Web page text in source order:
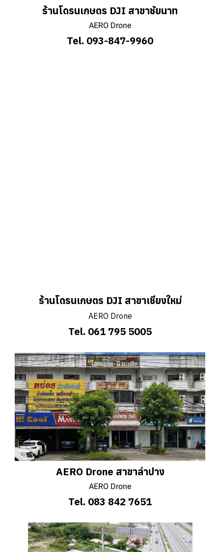
ร้านโดรนเกษตร DJI สาขาชัยนาท
AERO Drone
Tel. 093-847-9960
ร้านโดรนเกษตร DJI สาขาเชียงใหม่
AERO Drone
Tel. 061 795 5005
AERO Drone สาขาลำปาง
AERO Drone
Tel. 083 842 7651